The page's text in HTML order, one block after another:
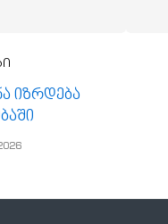
იზრდება